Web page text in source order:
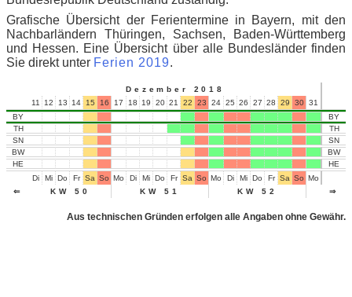
Grafische Übersicht der Ferientermine in Bayern, mit den
Nachbarländern Thüringen, Sachsen, Baden-Württemberg
und Hessen. Eine Übersicht über alle Bundesländer finden
Sie direkt unter Ferien 2019.
Dezember 2018
11
12 13 14 15 16 17 18 19 20 21 22 23 24 25 26 27 28 29 30 31
Di Mi Do Fr Sa So Mo Di Mi Do Fr Sa So Mo Di Mi Do Fr Sa So Mo
KW 50
KW 51 KW 52
BY
TH
SN
BW
HE
⇐
BY
TH
SN
BW
HE
⇒
Aus technischen Gründen erfolgen alle Angaben ohne Gewähr.